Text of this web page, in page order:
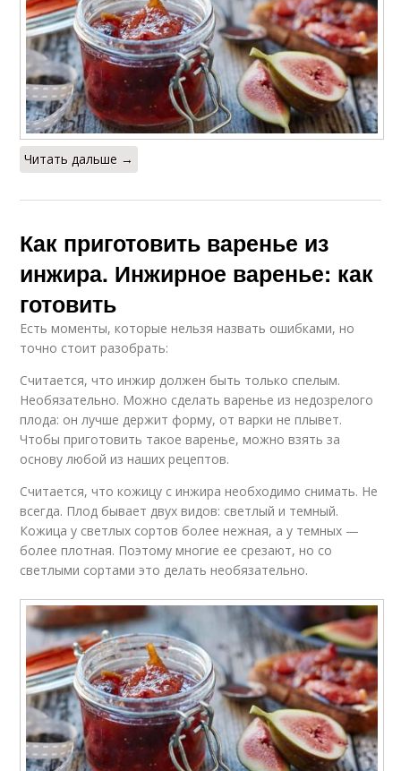
Читать дальше →
Как приготовить варенье из
инжира. Инжирное варенье: как
готовить
Есть моменты, которые нельзя назвать ошибками, но
точно стоит разобрать:
Считается, что инжир должен быть только спелым.
Необязательно. Можно сделать варенье из недозрелого
плода: он лучше держит форму, от варки не плывет.
Чтобы приготовить такое варенье, можно взять за
основу любой из наших рецептов.
Считается, что кожицу с инжира необходимо снимать. Не
всегда. Плод бывает двух видов: светлый и темный.
Кожица у светлых сортов более нежная, а у темных —
более плотная. Поэтому многие ее срезают, но со
светлыми сортами это делать необязательно.